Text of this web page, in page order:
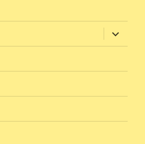
展
开
子